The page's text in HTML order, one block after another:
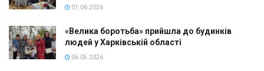
01.06.2026
«Велика боротьба» прийшла до будинків
людей у Харківській області
06.05.2026